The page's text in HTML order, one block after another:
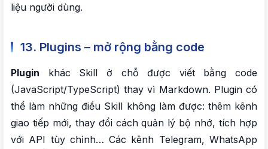
liệu người dùng.
13. Plugins – mở rộng bằng code
Plugin khác Skill ở chỗ được viết bằng code
(JavaScript/TypeScript) thay vì Markdown. Plugin có
thể làm những điều Skill không làm được: thêm kênh
giao tiếp mới, thay đổi cách quản lý bộ nhớ, tích hợp
với API tùy chỉnh… Các kênh Telegram, WhatsApp